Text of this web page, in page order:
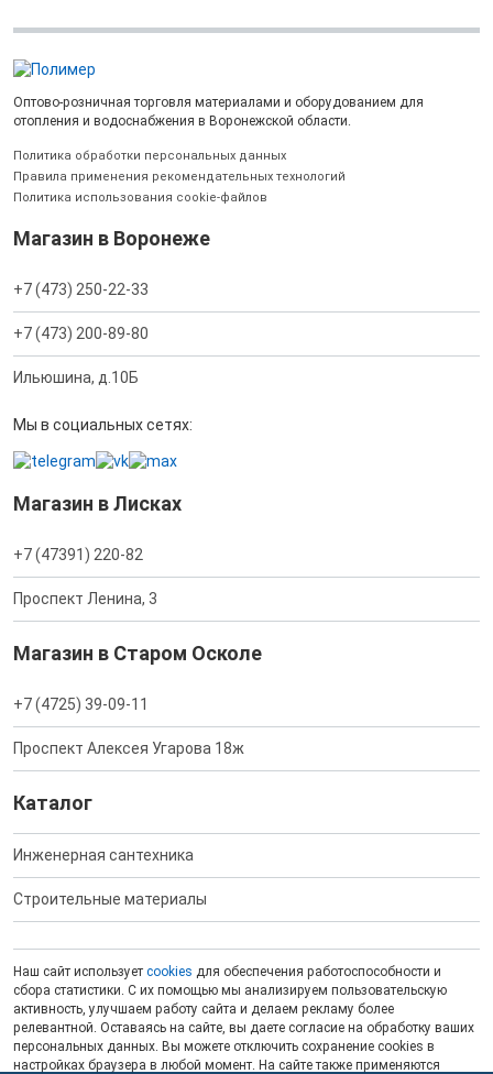
Оптово-розничная торговля материалами и оборудованием для
отопления и водоснабжения в Воронежской области.
Политика обработки персональных данных
Правила применения рекомендательных технологий
Политика использования cookie-файлов
Магазин в Воронеже
+7 (473) 250-22-33
+7 (473) 200-89-80
Ильюшина, д.10Б
Мы в социальных сетях:
Магазин в Лисках
+7 (47391) 220-82
Проспект Ленина, 3
Магазин в Старом Осколе
+7 (4725) 39-09-11
Проспект Алексея Угарова 18ж
Каталог
Инженерная сантехника
Строительные материалы
Наш сайт использует cookies для обеспечения работоспособности и
сбора статистики. С их помощью мы анализируем пользовательскую
активность, улучшаем работу сайта и делаем рекламу более
релевантной. Оставаясь на сайте, вы даете согласие на обработку ваших
персональных данных. Вы можете отключить сохранение cookies в
настройках браузера в любой момент. На сайте также применяются